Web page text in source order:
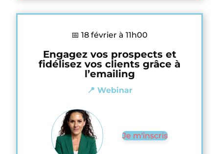
📅 18 février à 11h00
Engagez vos prospects et
fidélisez vos clients grâce à
l’emailing
📍 Webinar
Je m'inscris